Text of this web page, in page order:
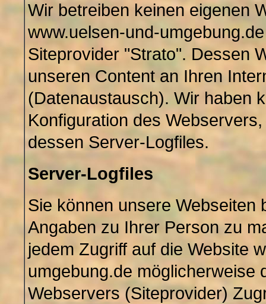
Wir betreiben keinen eigenen
www.uelsen-und-
Siteprovider "Strato". Dessen
unseren Content an Ihren
(Datenaustausch). Wir haben
Konfiguration des
dessen Server-Logfiles.
Server-Logfiles
Sie können unsere Webseiten
Angaben zu Ihrer Person zu
jedem Zugriff auf die Website
umgebung.de möglicherweise
Webservers (Siteprovider)